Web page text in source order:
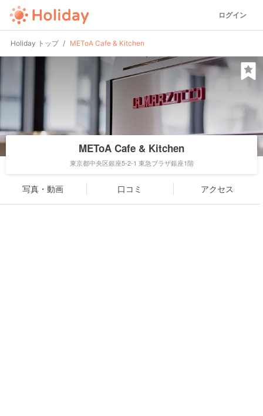
ログイン
Holiday トップ METoA Cafe & Kitchen
METoA Cafe & Kitchen
東京都中央区銀座5-2-1 東急プラザ銀座1階
写真・動画 口コミ アクセス